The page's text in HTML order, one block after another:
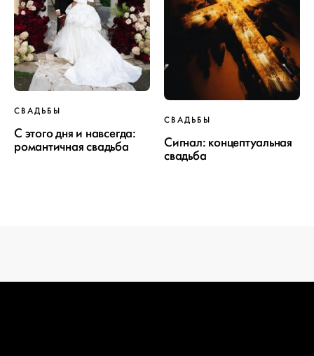
СВАДЬБЫ
С этого дня и навсегда:
романтичная свадьба
СВАДЬБЫ
Сигнал: концептуальная
свадьба
ПРОЕКТ
СВАДЬБЫ